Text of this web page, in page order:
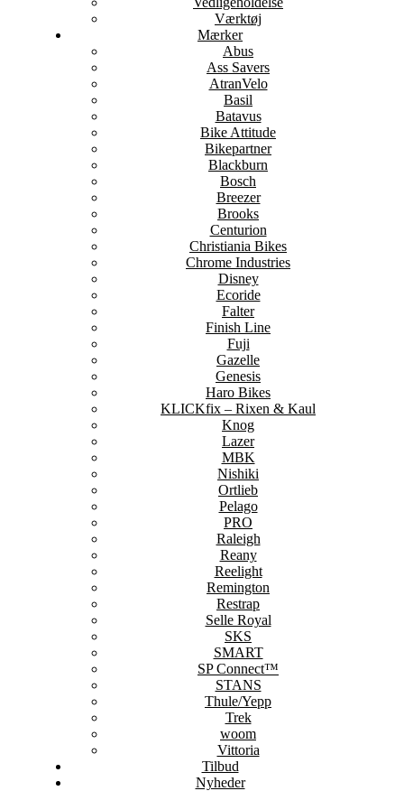
Værktøj
Mærker
Abus
Ass Savers
AtranVelo
Basil
Batavus
Bike Attitude
Bikepartner
Blackburn
Bosch
Breezer
Brooks
Centurion
Christiania Bikes
Chrome Industries
Disney
Ecoride
Falter
Finish Line
Fuji
Gazelle
Genesis
Haro Bikes
KLICKfix – Rixen & Kaul
Knog
Lazer
MBK
Nishiki
Ortlieb
Pelago
PRO
Raleigh
Reany
Reelight
Remington
Restrap
Selle Royal
SKS
SMART
SP Connect™
STANS
Thule/Yepp
Trek
woom
Vittoria
Tilbud
Nyheder